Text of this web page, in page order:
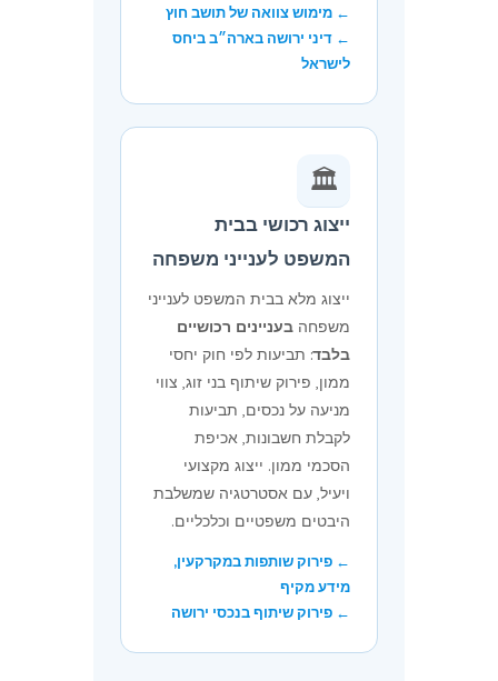
← מימוש צוואה של תושב חוץ
← דיני ירושה בארה״ב ביחס
לישראל
🏛️
ייצוג רכושי בבית
המשפט לענייני משפחה
ייצוג מלא בבית המשפט לענייני
משפחה בעניינים רכושיים
בלבד: תביעות לפי חוק יחסי
ממון, פירוק שיתוף בני זוג, צווי
מניעה על נכסים, תביעות
לקבלת חשבונות, אכיפת
הסכמי ממון. ייצוג מקצועי
ויעיל, עם אסטרטגיה שמשלבת
היבטים משפטיים וכלכליים.
← פירוק שותפות במקרקעין,
מידע מקיף
← פירוק שיתוף בנכסי ירושה